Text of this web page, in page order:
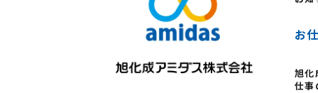
お
旭化
仕事